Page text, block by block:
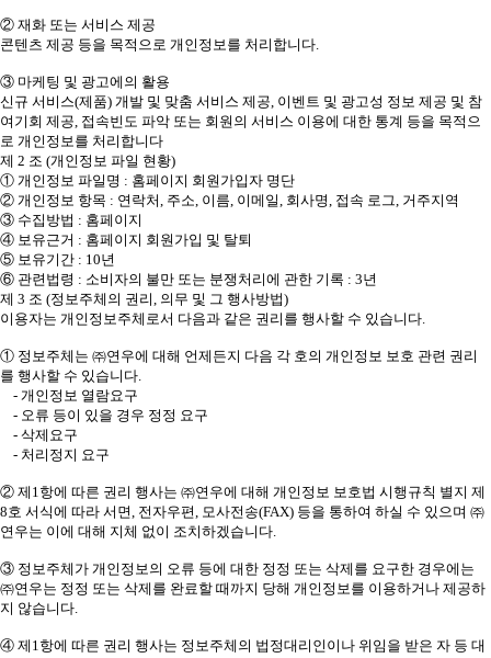
② 재화 또는 서비스 제공
콘텐츠 제공 등을 목적으로 개인정보를 처리합니다.
③ 마케팅 및 광고에의 활용
신규 서비스(제품) 개발 및 맞춤 서비스 제공, 이벤트 및 광고성 정보 제공 및 참
여기회 제공, 접속빈도 파악 또는 회원의 서비스 이용에 대한 통계 등을 목적으
로 개인정보를 처리합니다
제 2 조 (개인정보 파일 현황)
① 개인정보 파일명 : 홈페이지 회원가입자 명단
② 개인정보 항목 : 연락처, 주소, 이름, 이메일, 회사명, 접속 로그, 거주지역
③ 수집방법 : 홈페이지
④ 보유근거 : 홈페이지 회원가입 및 탈퇴
⑤ 보유기간 : 10년
⑥ 관련법령 : 소비자의 불만 또는 분쟁처리에 관한 기록 : 3년
제 3 조 (정보주체의 권리, 의무 및 그 행사방법)
이용자는 개인정보주체로서 다음과 같은 권리를 행사할 수 있습니다.
① 정보주체는 ㈜연우에 대해 언제든지 다음 각 호의 개인정보 보호 관련 권리
를 행사할 수 있습니다.
- 개인정보 열람요구
- 오류 등이 있을 경우 정정 요구
- 삭제요구
- 처리정지 요구
② 제1항에 따른 권리 행사는 ㈜연우에 대해 개인정보 보호법 시행규칙 별지 제
8호 서식에 따라 서면, 전자우편, 모사전송(FAX) 등을 통하여 하실 수 있으며 ㈜
연우는 이에 대해 지체 없이 조치하겠습니다.
③ 정보주체가 개인정보의 오류 등에 대한 정정 또는 삭제를 요구한 경우에는
㈜연우는 정정 또는 삭제를 완료할 때까지 당해 개인정보를 이용하거나 제공하
지 않습니다.
④ 제1항에 따른 권리 행사는 정보주체의 법정대리인이나 위임을 받은 자 등 대